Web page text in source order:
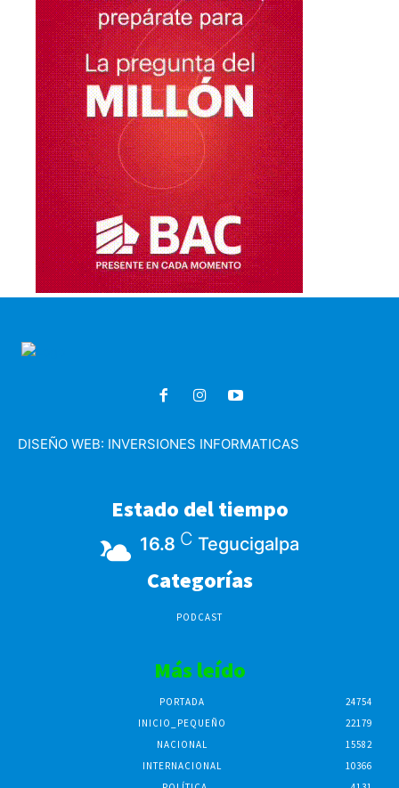
DISEÑO WEB: INVERSIONES INFORMATICAS
Estado del tiempo
16.8 C Tegucigalpa
Categorías
PODCAST
Más leído
PORTADA
24754
INICIO_PEQUEÑO
22179
NACIONAL
15582
INTERNACIONAL
10366